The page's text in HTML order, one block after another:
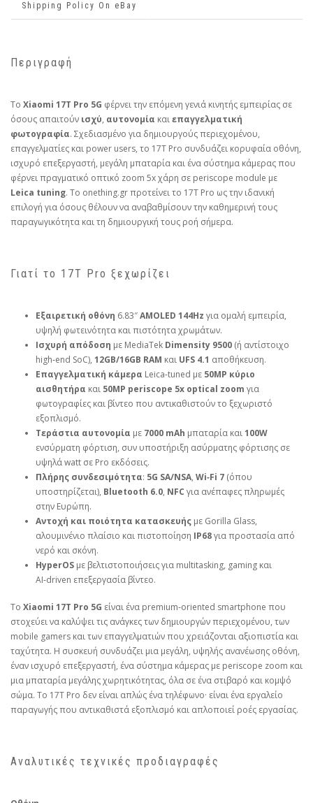
Shipping Policy On eBay
Περιγραφή
Το Xiaomi 17T Pro 5G φέρνει την επόμενη γενιά κινητής εμπειρίας σε
όσους απαιτούν ισχύ, αυτονομία καιεπαγγελματική
φωτογραφία. Σχεδιασμένο για δημιουργούς περιεχομένου,
επαγγελματίες και power users, το 17T Pro συνδυάζει κορυφαία οθόνη,
ισχυρό επεξεργαστή, μεγάλη μπαταρία και ένα σύστημα κάμερας που
φέρνει πραγματικό οπτικό zoom 5x χάρη σε periscope module με
Leica tuning. Το onething.gr προτείνει το 17T Pro ως την ιδανική
επιλογή για όσους θέλουν να αναβαθμίσουν την καθημερινή τους
παραγωγικότητα και τη δημιουργική τους ροή σήμερα.
Γιατί το 17T Pro ξεχωρίζει
Εξαιρετική οθόνη 6.83″AMOLED 144Hz για ομαλή εμπειρία,
υψηλή φωτεινότητα και πιστότητα χρωμάτων.
Ισχυρή απόδοση με MediaTek Dimensity 9500 (ή αντίστοιχο
high‑end SoC), 12GB/16GB RAM και UFS 4.1 αποθήκευση.
Επαγγελματική κάμερα Leica‑tuned με 50MP κύριο
αισθητήρα και 50MP periscope 5x optical zoom για
φωτογραφίες και βίντεο που αντικαθιστούν το ξεχωριστό
εξοπλισμό.
Τεράστια αυτονομία με 7000 mAh μπαταρία και100W
ενσύρματη φόρτιση, συν υποστήριξη ασύρματης φόρτισης σε
υψηλά watt σε Pro εκδόσεις.
Πλήρης συνδεσιμότητα: 5G SA/NSA, Wi‑Fi 7 (όπου
υποστηρίζεται), Bluetooth 6.0, NFC για ανέπαφες πληρωμές
στην Ευρώπη.
Αντοχή και ποιότητα κατασκευής με Gorilla Glass,
αλουμινένιο πλαίσιο και πιστοποίηση IP68για προστασία από
νερό και σκόνη.
HyperOS με βελτιστοποιήσεις για multitasking, gaming και
AI‑driven επεξεργασία βίντεο.
Το Xiaomi 17T Pro 5G είναι ένα premium‑oriented smartphone που
στοχεύει να καλύψει τις ανάγκες των δημιουργών περιεχομένου, των
mobile gamers και των επαγγελματιών που χρειάζονται αξιοπιστία και
ταχύτητα. Η συσκευή συνδυάζει μια μεγάλη, υψηλής ανανέωσης οθόνη,
έναν ισχυρό επεξεργαστή, ένα σύστημα κάμερας με periscope zoom και
μια μπαταρία μεγάλης χωρητικότητας, όλα σε ένα στιβαρό και κομψό
σώμα. Το 17T Pro δεν είναι απλώς ένα τηλέφωνο· είναι ένα εργαλείο
παραγωγής που αντικαθιστά εξοπλισμό και απλοποιεί ροές εργασίας.
Αναλυτικές τεχνικές προδιαγραφές